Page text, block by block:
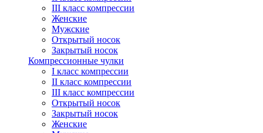
III класс компрессии
Женские
Мужские
Открытый носок
Закрытый носок
Компрессионные чулки
I класс компрессии
II класс компрессии
III класс компрессии
Открытый носок
Закрытый носок
Женские